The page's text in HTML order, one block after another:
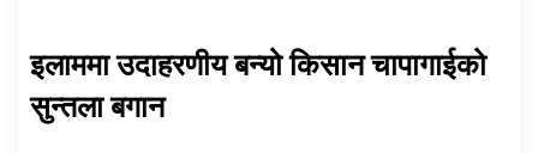
इलाममा उदाहरणीय बन्यो किसान चापागाईको
सुन्तला बगान